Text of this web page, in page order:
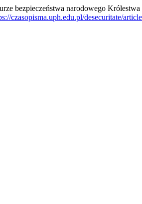
bezpieczeństwa narodowego Królestwa
czasopisma.uph.edu.pl/desecuritate/